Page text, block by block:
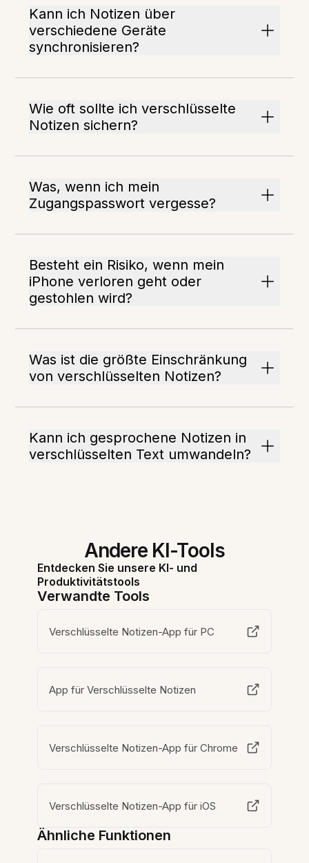
Kann ich Notizen über
verschiedene Geräte
synchronisieren?
Wie oft sollte ich verschlüsselte
Notizen sichern?
Was, wenn ich mein
Zugangspasswort vergesse?
Besteht ein Risiko, wenn mein
iPhone verloren geht oder
gestohlen wird?
Was ist die größte Einschränkung
von verschlüsselten Notizen?
Kann ich gesprochene Notizen in
verschlüsselten Text umwandeln?
Andere KI-Tools
Entdecken Sie unsere KI- und
Produktivitätstools
Verwandte Tools
Verschlüsselte Notizen-App für PC
App für Verschlüsselte Notizen
Verschlüsselte Notizen-App für Chrome
Verschlüsselte Notizen-App für iOS
Ähnliche Funktionen